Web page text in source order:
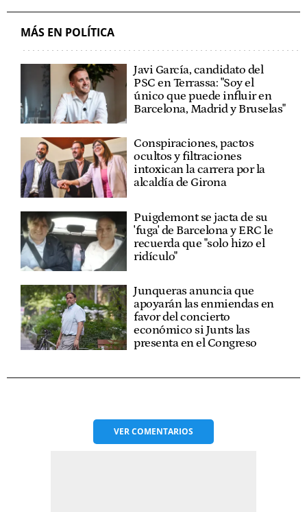
MÁS EN POLÍTICA
Javi García, candidato del
PSC en Terrassa: "Soy el
único que puede influir en
Barcelona, Madrid y Bruselas"
Conspiraciones, pactos
ocultos y filtraciones
intoxican la carrera por la
alcaldía de Girona
Puigdemont se jacta de su
'fuga' de Barcelona y ERC le
recuerda que "solo hizo el
ridículo"
Junqueras anuncia que
apoyarán las enmiendas en
favor del concierto
económico si Junts las
presenta en el Congreso
VERCOMENTARIOS